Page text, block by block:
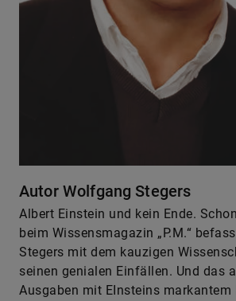
Autor Wolfgang Stegers
Albert Einstein und kein Ende.
beim Wissensmagazin „P.M.“
Stegers mit dem kauzigen
seinen genialen Einfällen. Und das
Ausgaben mit EInsteins